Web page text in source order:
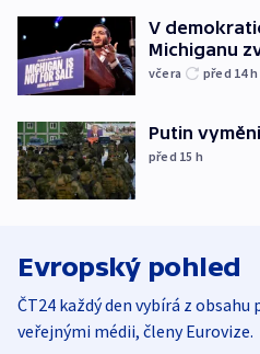
V
Michiganu
včera před 14h
Putin
před 15 h
Evropský pohled
ČT24 každý den vybírá z
veřejnými médii, členy Eurovize.